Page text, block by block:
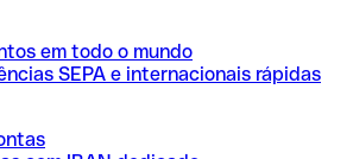
em todo o mundo
SEPA e internacionais rápidas